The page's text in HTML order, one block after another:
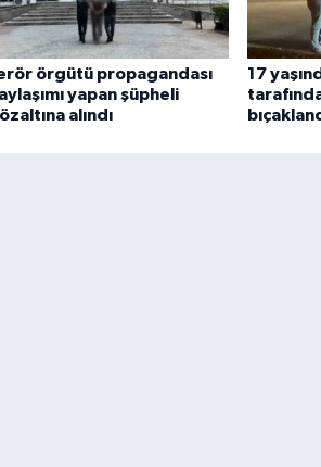
örgütü propagandası
yapan şüpheli
alındı
17